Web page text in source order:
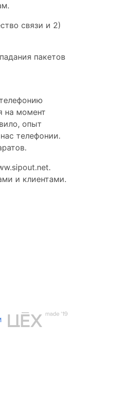
связи и 2)
пакетов
на момент
опыт
телефонии.
и клиентами.